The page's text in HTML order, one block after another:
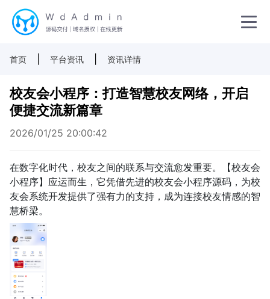
首页 平台资讯 资讯详情
校友会小程序：打造智慧校友网络，开启
便捷交流新篇章
2026/01/25 20:00:42
在数字化时代，校友之间的联系与交流愈发重要。【校友会
小程序】应运而生，它凭借先进的校友会小程序源码，为校
友会系统开发提供了强有力的支持，成为连接校友情感的智
慧桥梁。